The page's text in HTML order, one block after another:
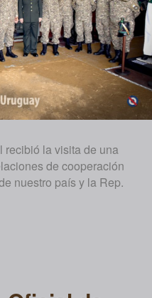
recibió la visita de una
de cooperación
nuestro país y la Rep.